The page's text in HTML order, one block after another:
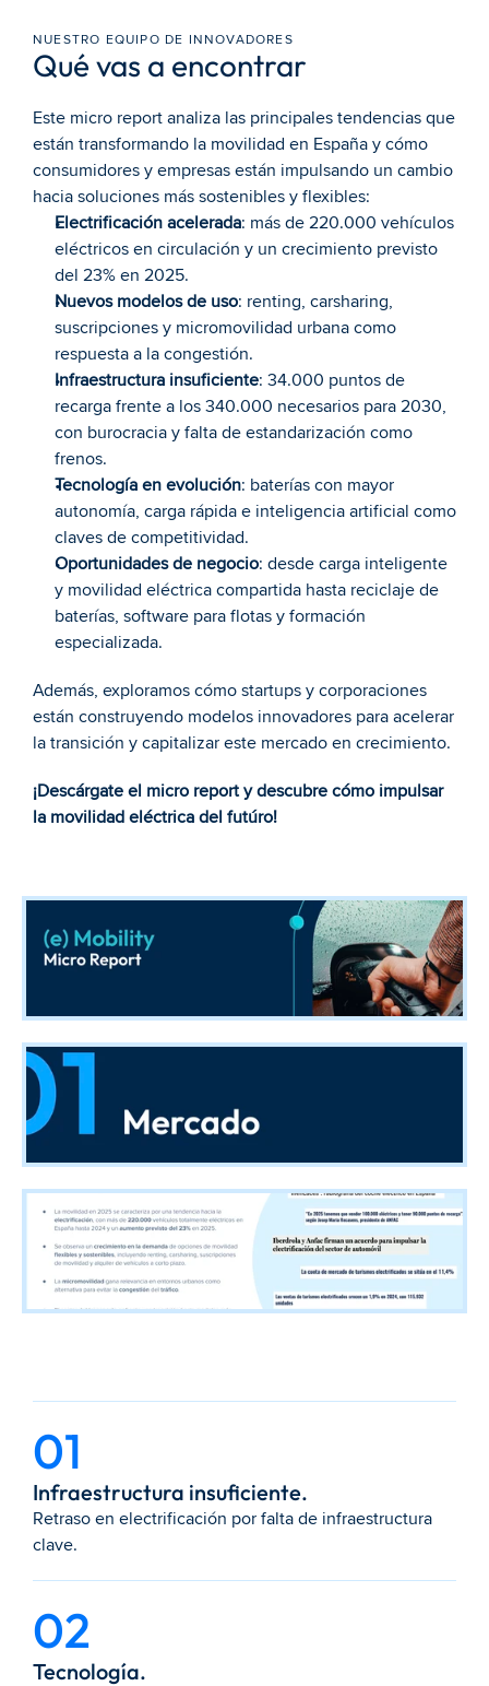
NUESTRO EQUIPO DE INNOVADORES
Qué vas a encontrar
Este micro report analiza las principales tendencias que
están transformando la movilidad en España y cómo
consumidores y empresas están impulsando un cambio
hacia soluciones más sostenibles y flexibles:
Electrificación acelerada: más de 220.000 vehículos
eléctricos en circulación y un crecimiento previsto
del 23% en 2025.
Nuevos modelos de uso: renting, carsharing,
suscripciones y micromovilidad urbana como
respuesta a la congestión.
Infraestructura insuficiente: 34.000 puntos de
recarga frente a los 340.000 necesarios para 2030,
con burocracia y falta de estandarización como
frenos.
Tecnología en evolución: baterías con mayor
autonomía, carga rápida e inteligencia artificial como
claves de competitividad.
Oportunidades de negocio: desde carga inteligente
y movilidad eléctrica compartida hasta reciclaje de
baterías, software para flotas y formación
especializada.
Además, exploramos cómo startups y corporaciones
están construyendo modelos innovadores para acelerar
la transición y capitalizar este mercado en crecimiento.
¡Descárgate el micro report y descubre cómo impulsar
la movilidad eléctrica del futúro!
01
Infraestructura insuficiente.
Retraso en electrificación por falta de infraestructura
clave.
02
Tecnología.